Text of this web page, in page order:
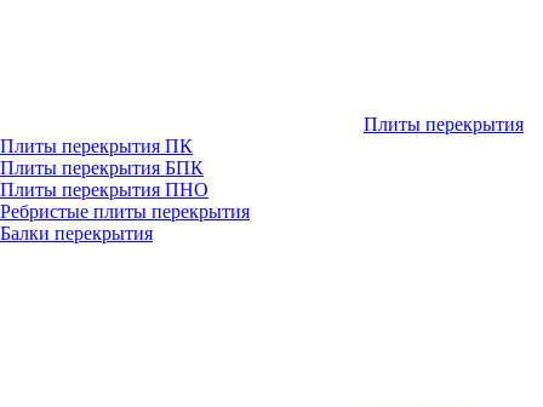
Плиты перекрытия
Плиты перекрытия ПК
Плиты перекрытия БПК
Плиты перекрытия ПНО
Ребристые плиты перекрытия
Балки перекрытия